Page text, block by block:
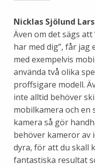
Nicklas Sjölund
Även om det sägs
har med dig”, får
med exempelvis
använda två olika
proffsigare modell.
inte alltid behöver
mobilkamera och en
kamera så gör
behöver kameror av
dyra, för att du skall
fantastiska resultat